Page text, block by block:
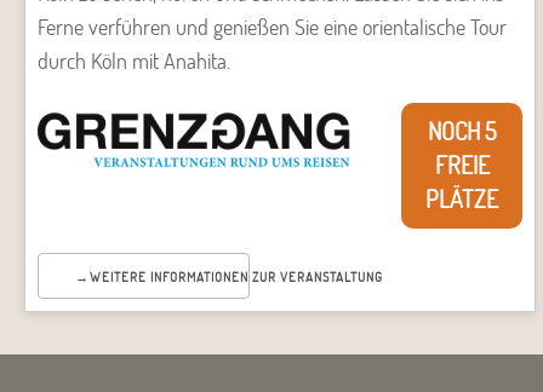
Ferne verführen und genießen Sie eine orientalische Tour
durch Köln mit Anahita.
NOCH 5
FREIE
PLÄTZE
WEITERE INFORMATIONEN